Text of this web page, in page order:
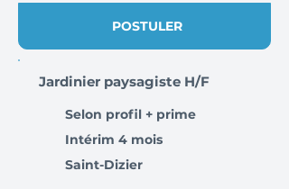
POSTULER
Jardinier paysagiste H/F
Selon profil + prime
Intérim 4 mois
Saint-Dizier